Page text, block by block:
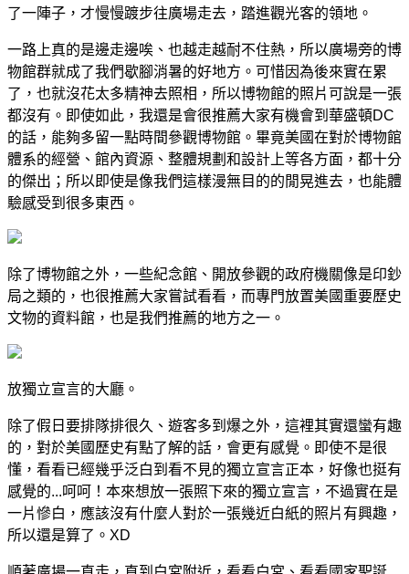
了一陣子，才慢慢踱步往廣場走去，踏進觀光客的領地。
一路上真的是邊走邊唉、也越走越耐不住熱，所以廣場旁的博
物館群就成了我們歇腳消暑的好地方。可惜因為後來實在累
了，也就沒花太多精神去照相，所以博物館的照片可說是一張
都沒有。即使如此，我還是會很推薦大家有機會到華盛頓DC
的話，能夠多留一點時間參觀博物館。畢竟美國在對於博物館
體系的經營、館內資源、整體規劃和設計上等各方面，都十分
的傑出；所以即使是像我們這樣漫無目的的閒晃進去，也能體
驗感受到很多東西。
除了博物館之外，一些紀念館、開放參觀的政府機關像是印鈔
局之類的，也很推薦大家嘗試看看，而專門放置美國重要歷史
文物的資料館，也是我們推薦的地方之一。
放獨立宣言的大廳。
除了假日要排隊排很久、遊客多到爆之外，這裡其實還蠻有趣
的，對於美國歷史有點了解的話，會更有感覺。即使不是很
懂，看看已經幾乎泛白到看不見的獨立宣言正本，好像也挺有
感覺的...呵呵！本來想放一張照下來的獨立宣言，不過實在是
一片慘白，應該沒有什麼人對於一張幾近白紙的照片有興趣，
所以還是算了。XD